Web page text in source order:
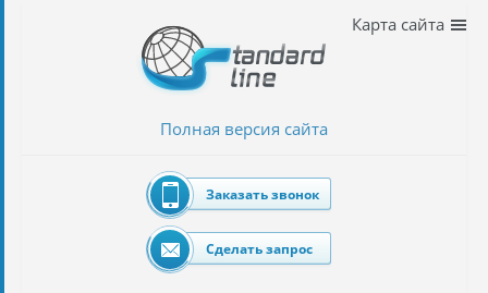
автомобилей
Полная версия сайта
Карта сайта
Заказать звонок
Сделать запрос